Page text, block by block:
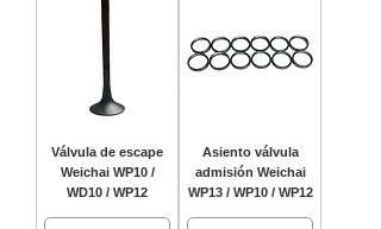
Válvula de escape
Weichai WP10 /
WD10 / WP12
Asiento válvula
admisión Weichai
WP13 / WP10 / WP12